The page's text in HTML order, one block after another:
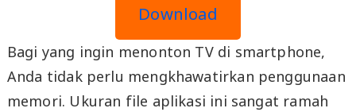
Download
Bagi yang ingin menonton TV di smartphone,
Anda tidak perlu mengkhawatirkan penggunaan
memori. Ukuran file aplikasi ini sangat ramah